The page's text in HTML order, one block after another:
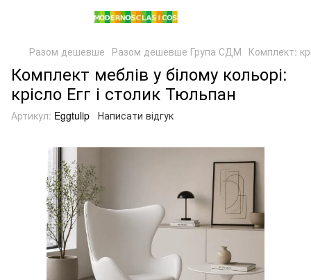
Разом дешевше Разом дешевше Група СДМ Комплект:
Комплект меблів у білому кольорі:
крісло Егг і столик Тюльпан
Артикул: Eggtulip Написати відгук